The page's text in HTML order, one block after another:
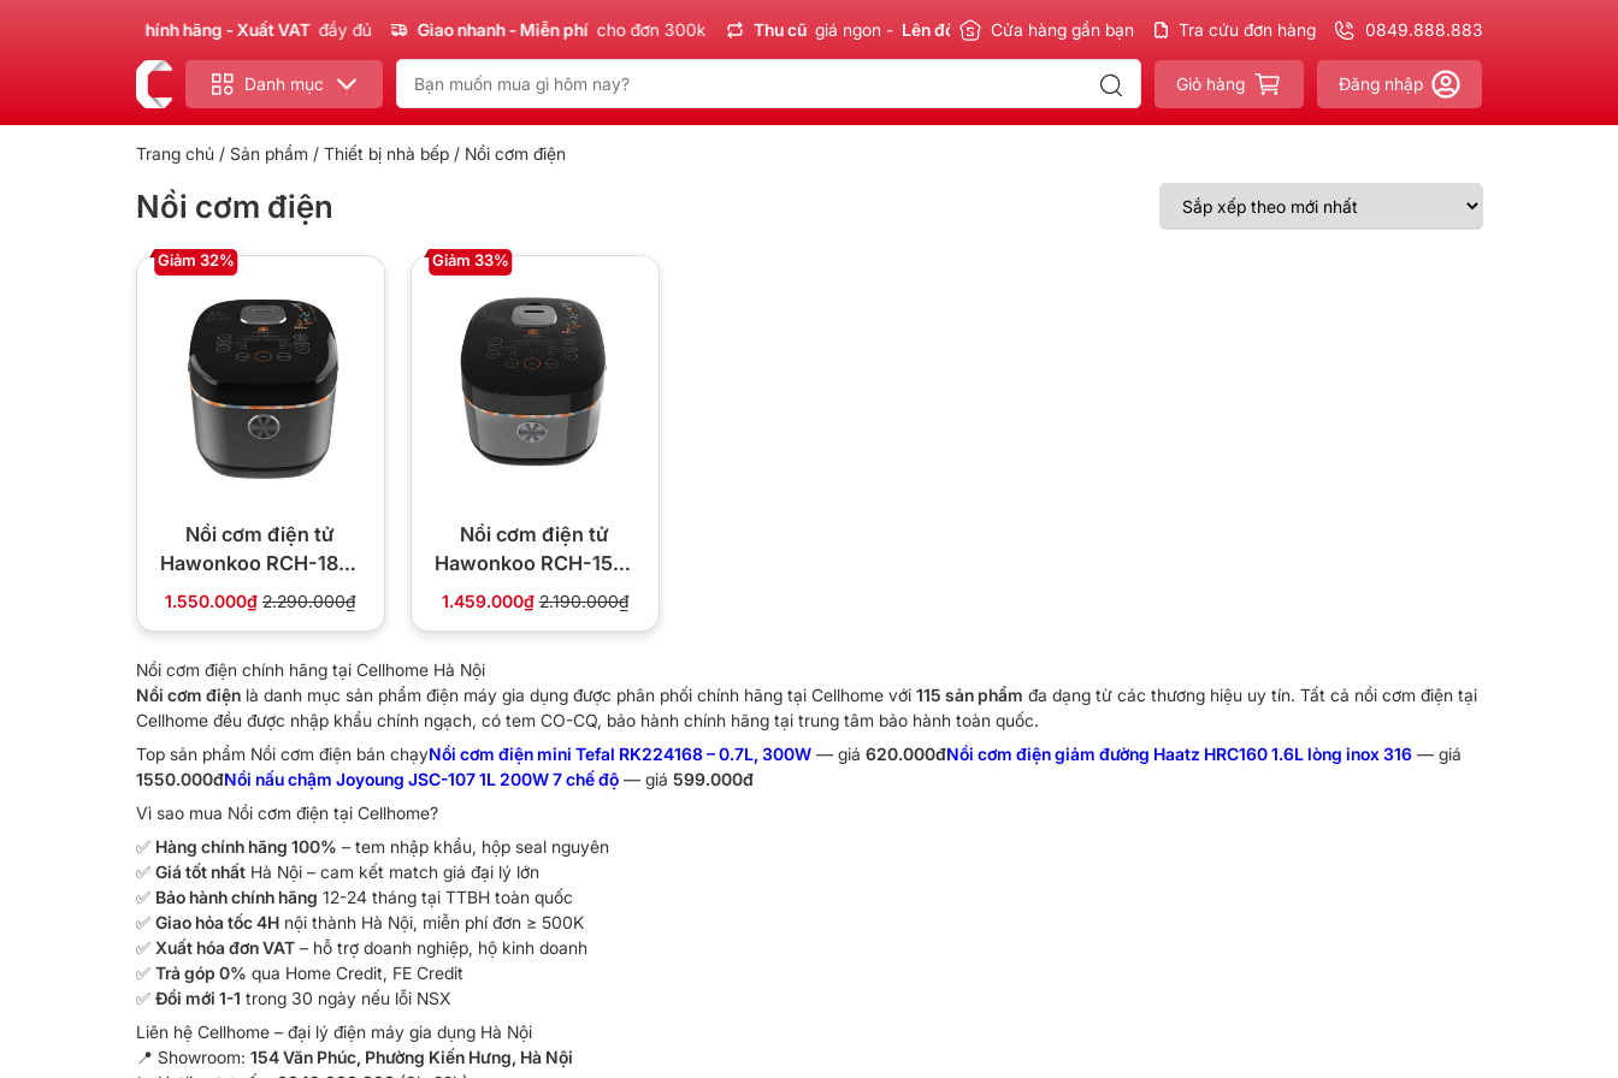
Chính hãng - Xuất VAT đầy đủ Giao nhanh - Miễn phí cho đơn 300k Thu cũ giá ngon - Lên đời tiết kiệm Sản phẩm Chính hãng - Xuất VAT đầy đủ Giao nhanh - Miễn phí
Cửa hàng gần bạn Tra cứu đơn hàng 0849.888.883
Danh mục Giỏ hàng Đăng nhập
Trang chủ / Sản phẩm / Thiết bị nhà bếp/ Nồi cơm điện
Nồi cơm điện
Giảm 32%
Nồi cơm điện tử
Hawonkoo RCH-180-
BA dung tích 1.8 lít
1.550.000₫ 2.290.000₫
Giảm 33%
Nồi cơm điện tử
Hawonkoo RCH-150-
BA dung tích 1.5 lít
1.459.000₫ 2.190.000₫
Nồi cơm điện chính hãng tại Cellhome Hà Nội
Nồi cơm điệnlà danh mục sản phẩm điện máy gia dụng được phân phối chính hãng tại Cellhome với 115 sản phẩm đa dạng từ các thương hiệu uy tín. Tất cả nồi cơm điện tại
Cellhome đều được nhập khẩu chính ngạch, có tem CO-CQ, bảo hành chính hãng tại trung tâm bảo hành toàn quốc.
Top sản phẩm Nồi cơm điện bán chạyNồi cơm điện mini Tefal RK224168 – 0.7L, 300W— giá 620.000đNồi cơm điện giảm đường Haatz HRC160 1.6L lòng inox 316— giá
1550.000đNồi nấu chậm Joyoung JSC-107 1L 200W 7 chế độ— giá 599.000đ
Vì sao mua Nồi cơm điện tại Cellhome?
✅ Hàng chính hãng 100% – tem nhập khẩu, hộp seal nguyên
✅ Giá tốt nhấtHà Nội – cam kết match giá đại lý lớn
✅ Bảo hành chính hãng 12-24 tháng tại TTBH toàn quốc
✅ Giao hỏa tốc 4Hnội thành Hà Nội, miễn phí đơn ≥ 500K
✅ Xuất hóa đơn VAT– hỗ trợ doanh nghiệp, hộ kinh doanh
✅ Trả góp 0% qua Home Credit, FE Credit
✅ Đổi mới 1-1 trong 30 ngày nếu lỗi NSX
Liên hệ Cellhome – đại lý điện máy gia dụng Hà Nội
📍 Showroom: 154 Văn Phúc, Phường Kiến Hưng, Hà Nội